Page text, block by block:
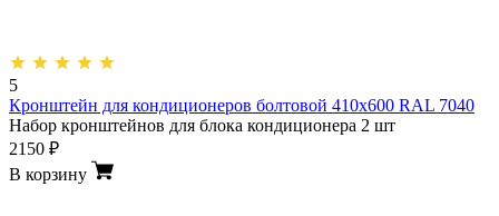
5
Кронштейн для кондиционеров болтовой 410х600 RAL 7040
Набор кронштейнов для блока кондиционера 2 шт
2150 ₽
В корзину